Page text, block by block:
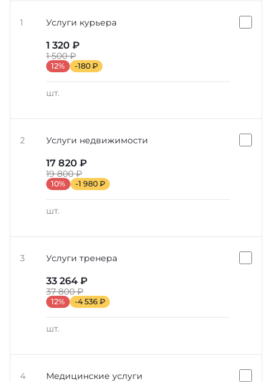
1 Услуги курьера
шт.
1 320 ₽
1 500 ₽
12% -180 ₽
2 Услуги недвижимости
шт.
17 820 ₽
19 800 ₽
10% -1 980 ₽
3 Услуги тренера
шт.
33 264 ₽
37 800 ₽
12% -4 536 ₽
4 Медицинские услуги